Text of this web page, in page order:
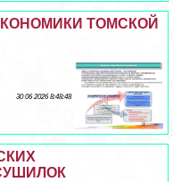
ТОМСКОЙ
30 06 2026 8:48:48